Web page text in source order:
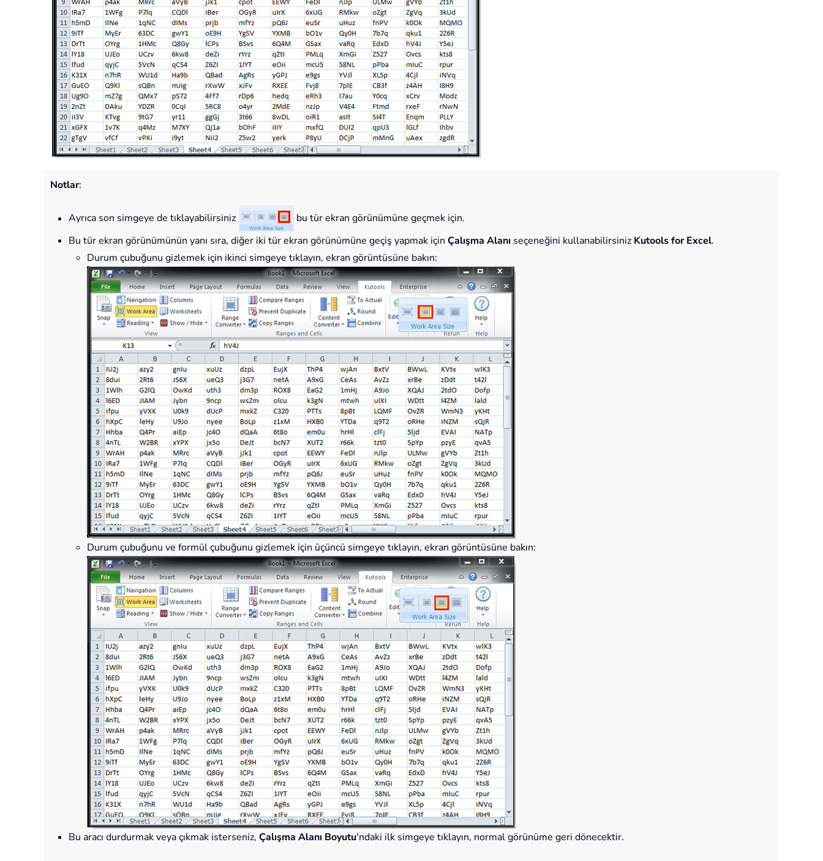
Notlar:
Ayrıca son simgeye de tıklayabilirsiniz
bu tür ekran görünümüne geçmek için.
Bu tür ekran görünümünün yanı sıra, diğer iki tür ekran görünümüne geçiş yapmak için Çalışma Alanı seçeneğini kullanabilirsiniz Kutools for Excel.
Durum çubuğunu gizlemek için ikinci simgeye tıklayın, ekran görüntüsüne bakın:
Durum çubuğunu ve formül çubuğunu gizlemek için üçüncü simgeye tıklayın, ekran görüntüsüne bakın:
Bu aracı durdurmak veya çıkmak isterseniz, Çalışma Alanı Boyutu'ndaki ilk simgeye tıklayın, normal görünüme geri dönecektir.